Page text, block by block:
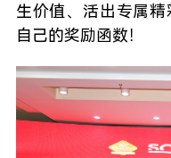
生价值、活出专属
自己的奖励函数！